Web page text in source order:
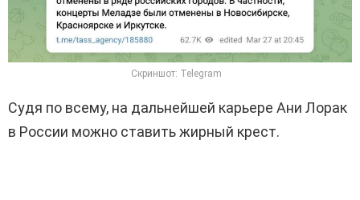
Скриншот: Telegram
Судя по всему, на дальнейшей карьере Ани Лорак
в России можно ставить жирный крест.